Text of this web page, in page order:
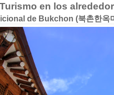
en los
de Bukchon (북촌한옥